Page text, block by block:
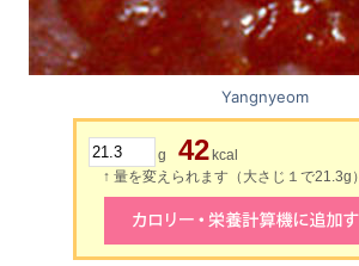
Yangnyeom
g 42 kcal
↑ 量を変えられます（大さじ１で21.3g）